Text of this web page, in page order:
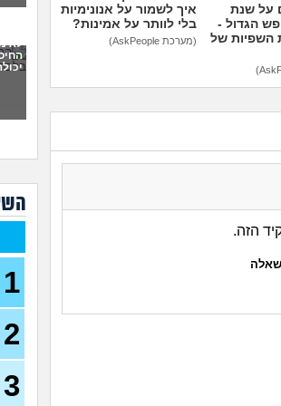
על שנת
הגדול -
השפיות של
איך לשמור על אנונימיות
בלי לוותר על אמינות?
(מערכת AskPeople)
הזה.
(שיר,
בן 21)
מה
לא
1
2
3